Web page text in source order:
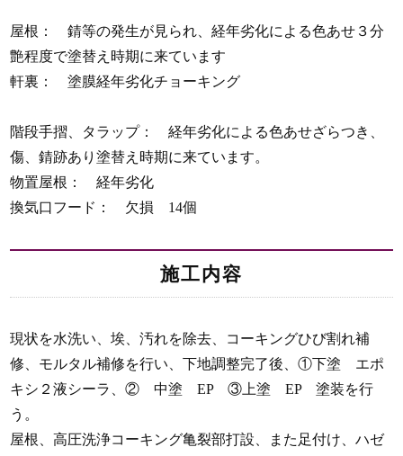
屋根： 錆等の発生が見られ、経年劣化による色あせ３分
艶程度で塗替え時期に来ています
軒裏： 塗膜経年劣化チョーキング
階段手摺、タラップ： 経年劣化による色あせざらつき、
傷、錆跡あり塗替え時期に来ています。
物置屋根： 経年劣化
換気口フード： 欠損 14個
施工内容
現状を水洗い、埃、汚れを除去、コーキングひび割れ補
修、モルタル補修を行い、下地調整完了後、①下塗 エポ
キシ２液シーラ、② 中塗 EP ③上塗 EP 塗装を行
う。
屋根、高圧洗浄コーキング亀裂部打設、また足付け、ハゼ